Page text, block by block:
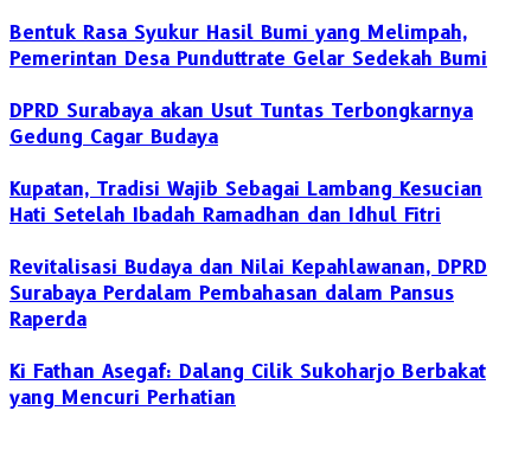
Bentuk Rasa Syukur Hasil Bumi yang Melimpah,
Pemerintan Desa Punduttrate Gelar Sedekah Bumi
DPRD Surabaya akan Usut Tuntas Terbongkarnya
Gedung Cagar Budaya
Kupatan, Tradisi Wajib Sebagai Lambang Kesucian
Hati Setelah Ibadah Ramadhan dan Idhul Fitri
Revitalisasi Budaya dan Nilai Kepahlawanan, DPRD
Surabaya Perdalam Pembahasan dalam Pansus
Raperda
Ki Fathan Asegaf: Dalang Cilik Sukoharjo Berbakat
yang Mencuri Perhatian